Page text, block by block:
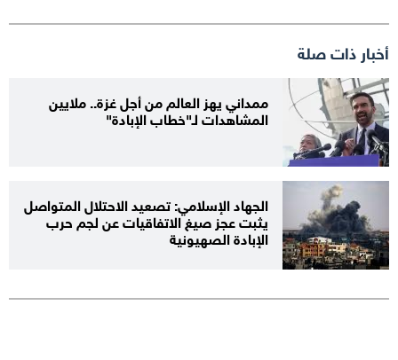
أخبار ذات صلة
ممداني يهز العالم من أجل غزة.. ملايين
المشاهدات لـ"خطاب الإبادة"
الجهاد الإسلامي: تصعيد الاحتلال المتواصل
يثبت عجز صيغ الاتفاقيات عن لجم حرب
الإبادة الصهيونية